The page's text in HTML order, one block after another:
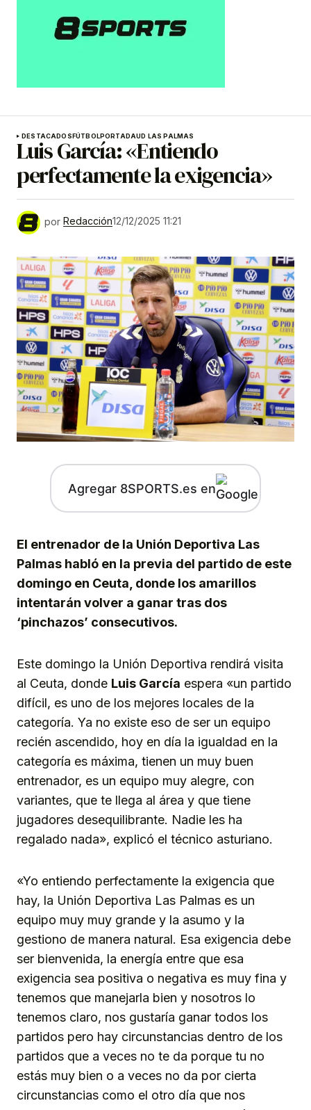
DESTACADOSFÚTBOLPORTADAUD LAS PALMAS
Luis García: «Entiendo
perfectamente la exigencia»
por Redacción12/12/2025 11:21
Agregar 8SPORTS.es en
El entrenador de la Unión Deportiva Las
Palmas habló en la previa del partido de este
domingo en Ceuta, donde los amarillos
intentarán volver a ganar tras dos
‘pinchazos’ consecutivos.
Este domingo la Unión Deportiva rendirá visita
al Ceuta, donde Luis García espera «un partido
difícil, es uno de los mejores locales de la
categoría. Ya no existe eso de ser un equipo
recién ascendido, hoy en día la igualdad en la
categoría es máxima, tienen un muy buen
entrenador, es un equipo muy alegre, con
variantes, que te llega al área y que tiene
jugadores desequilibrante. Nadie les ha
regalado nada», explicó el técnico asturiano.
«Yo entiendo perfectamente la exigencia que
hay, la Unión Deportiva Las Palmas es un
equipo muy muy grande y la asumo y la
gestiono de manera natural. Esa exigencia debe
ser bienvenida, la energía entre que esa
exigencia sea positiva o negativa es muy fina y
tenemos que manejarla bien y nosotros lo
tenemos claro, nos gustaría ganar todos los
partidos pero hay circunstancias dentro de los
partidos que a veces no te da porque tu no
estás muy bien o a veces no da por cierta
circunstancias como el otro día que nos